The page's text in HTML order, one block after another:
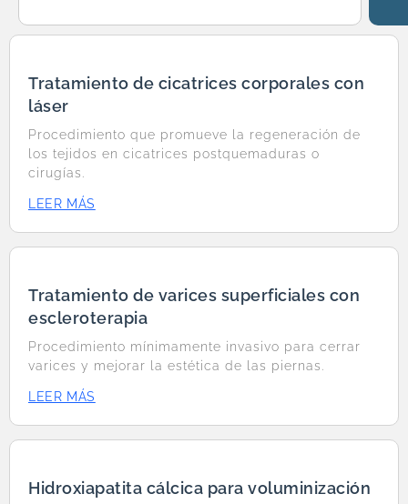
Tratamiento de cicatrices corporales con
láser
Procedimiento que promueve la regeneración de
los tejidos en cicatrices postquemaduras o
cirugías.
LEER MÁS
Tratamiento de varices superficiales con
escleroterapia
Procedimiento mínimamente invasivo para cerrar
varices y mejorar la estética de las piernas.
LEER MÁS
Hidroxiapatita cálcica para voluminización